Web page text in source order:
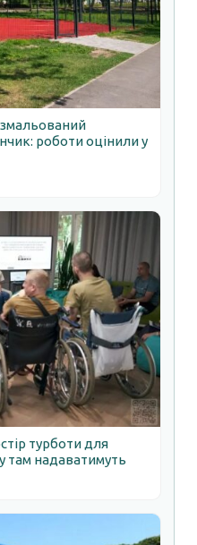
роботи оцінили у
турботи для
там надаватимуть